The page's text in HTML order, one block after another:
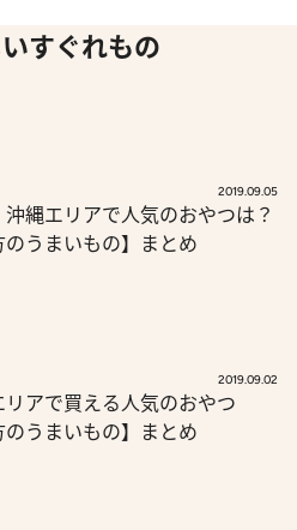
すぐれもの
2019.09.05
沖縄エリアで人気のおやつは？
のうまいもの】まとめ
2019.09.02
リアで買える人気のおやつ
のうまいもの】まとめ